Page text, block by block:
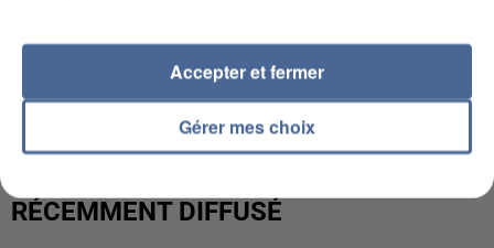
UNE TOURISTE DE L’OISE EMPORTÉE PAR UNE
COULÉE DE BOUE EN HAUTE-SAVOIE
RÉCEMMENT DIFFUSÉ
Gérer mes choix
Accepter et fermer